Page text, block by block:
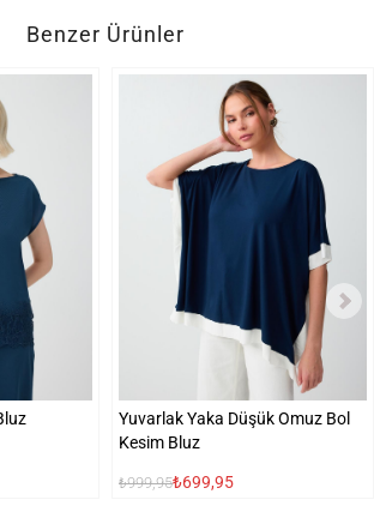
Benzer Ürünler
Yuvarlak Yaka Düşük Omuz Bol
Kesim Bluz
₺999,95₺699,95